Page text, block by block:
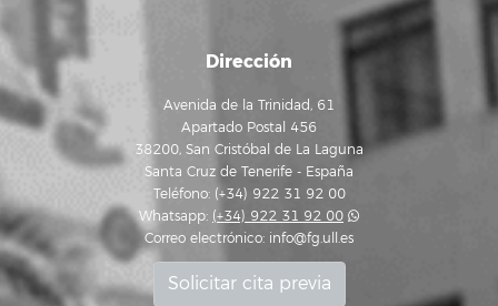
Dirección
Avenida de la Trinidad, 61
Apartado Postal 456
38200, San Cristóbal de La Laguna
Santa Cruz de Tenerife - España
Teléfono: (+34) 922 31 92 00
Whatsapp: (+34) 922 31 92 00
Correo electrónico: info@fg.ull.es
Solicitar cita previa